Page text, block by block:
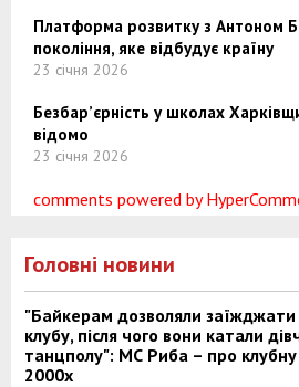
Платформа розвитку з Антоном
покоління, яке відбудує країну
23 січня 2026
Безбар’єрність у школах
відомо
23 січня 2026
comments powered by
Головні новини
"Байкерам дозволяли
клубу, після чого вони катали
танцполу": МС Риба – про
2000х